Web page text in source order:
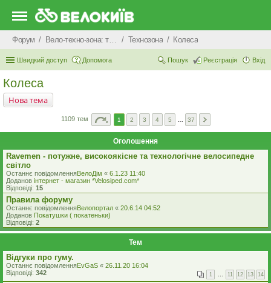
Форум Вело-техно-зона: технічні питання та консультації Технозона Колеса
Швидкий доступ Допомога Вхід
Реєстрація
Пошук
Колеса
Нова тема
1109 тем 1 2 3 4 5 37
Оголошення
Ravemen - потужне, високоякісне та технологічне велосипедне
світло
Останнє повідомленняВелоДім « 6.1.23 11:40
Доданов iнтернет - магазин *Velosiped.com*
Відповіді: 15
Правила форуму
Останнє повідомленняВелопортал « 20.6.14 04:52
Доданов Покатушки ( покатеньки)
Відповіді: 2
Тем
Відгуки про гуму.
Останнє повідомленняEvGaS « 26.11.20 16:04
Відповіді: 342 1 … 11 12 13 14